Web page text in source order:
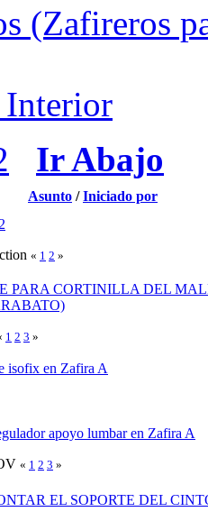
(Zafireros
Ir Abajo
Asunto /Iniciado por
« 1 2 »
PARA CORTINILLA DEL
1 2 3 »
isofix en Zafira A
apoyo lumbar en Zafira A
« 1 2 3 »
EL SOPORTE DEL